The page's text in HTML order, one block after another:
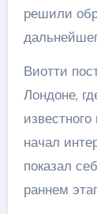
решили
Виотти
Лондоне,
начал
показал
раннем